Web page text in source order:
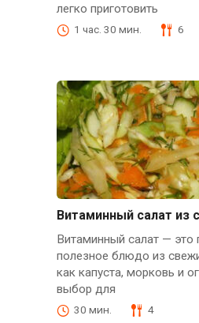
легко приготовить
1 час. 30 мин. 6
Витаминный салат из
Витаминный салат — это
полезное блюдо из
как капуста, морковь и
выбор для
30 мин. 4